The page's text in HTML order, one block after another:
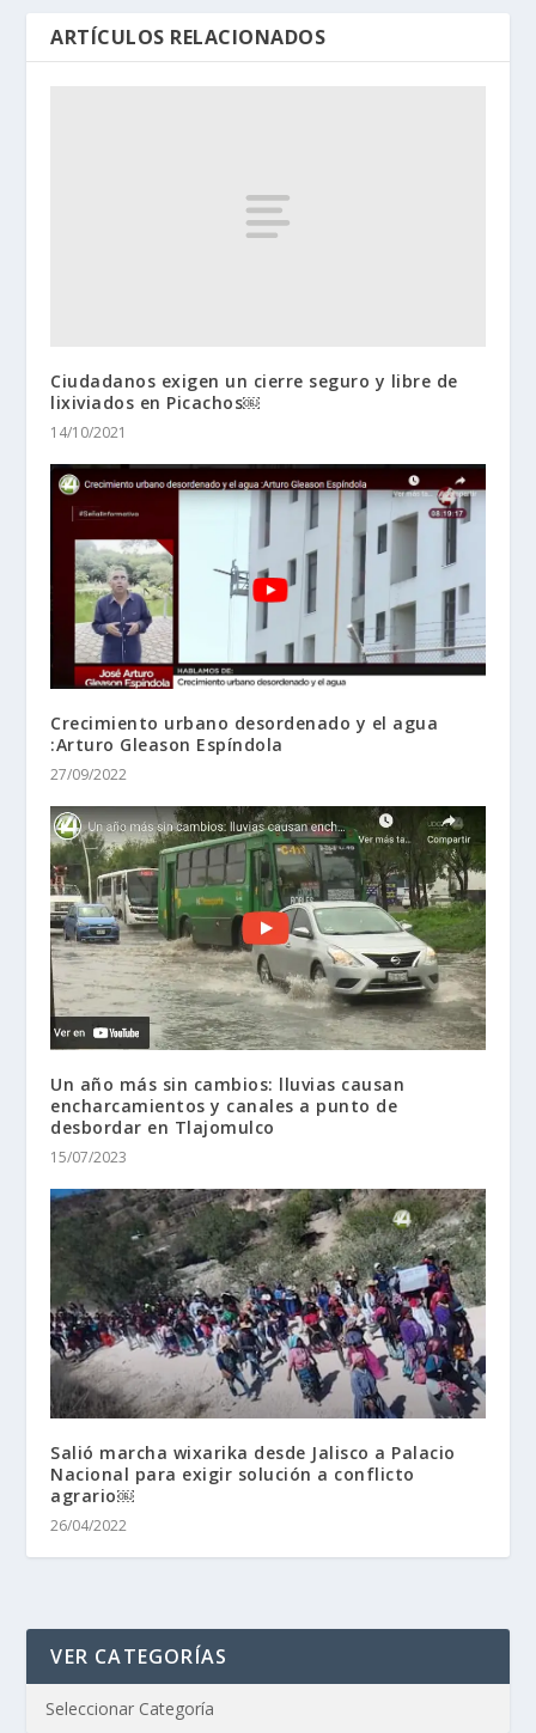
ARTÍCULOS RELACIONADOS
Ciudadanos exigen un cierre seguro y libre de
lixiviados en Picachos￼
14/10/2021
Crecimiento urbano desordenado y el agua
:Arturo Gleason Espíndola
27/09/2022
Un año más sin cambios: lluvias causan
encharcamientos y canales a punto de
desbordar en Tlajomulco
15/07/2023
Salió marcha wixarika desde Jalisco a Palacio
Nacional para exigir solución a conflicto
agrario￼
26/04/2022
VER CATEGORÍAS